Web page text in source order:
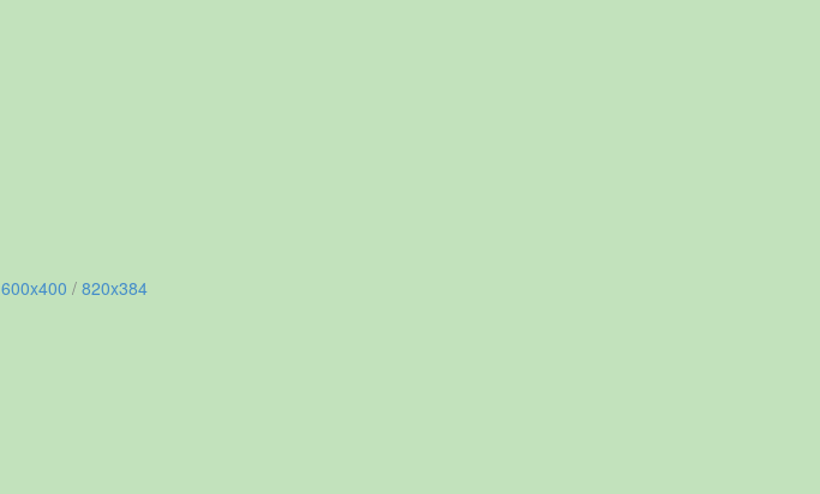
600x400 / 820x384